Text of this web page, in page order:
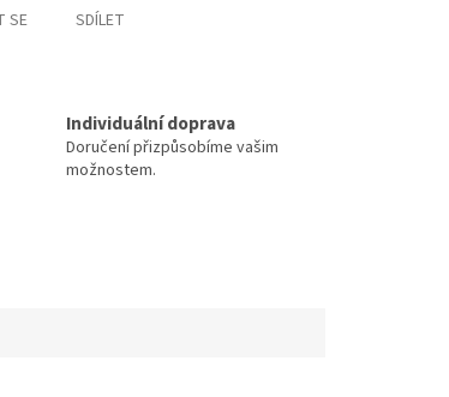
SE SDÍLET
Individuální doprava
Doručení přizpůsobíme vašim
možnostem.